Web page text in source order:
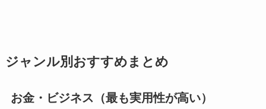
ジャンル別おすすめまとめ
お金・ビジネス（最も実用性が高い）